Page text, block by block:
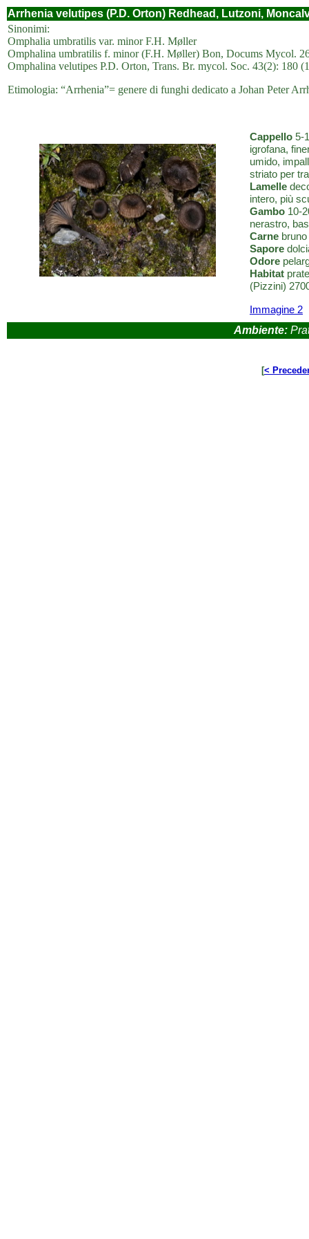
Arrhenia velutipes (P.D. Orton) Redhead, Lutzoni,
Sinonimi:
Omphalia umbratilis var. minor F.H. Møller
Omphalina umbratilis f. minor (F.H. Møller) Bon, Docums Mycol.
Omphalina velutipes P.D. Orton, Trans. Br. mycol. Soc. 43(2): 180
Etimologia: “Arrhenia”= genere di funghi dedicato a Johan Peter
Cappello 5-
igrofana,
umido,
striato per
Lamelle
intero, più
Gambo 10-
nerastro,
Carne
Sapore
Odore
Habitat
(Pizzini)
Immagine 2
Ambiente:
[<